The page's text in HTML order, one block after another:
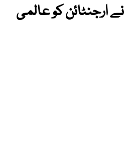
ارجنٹائن کو عالمی